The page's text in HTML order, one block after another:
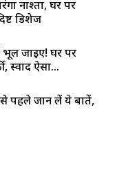
नाश्ता, घर पर
डिशेज
भूल जाइए! घर पर
स्वाद ऐसा...
से पहले जान लें ये बातें,